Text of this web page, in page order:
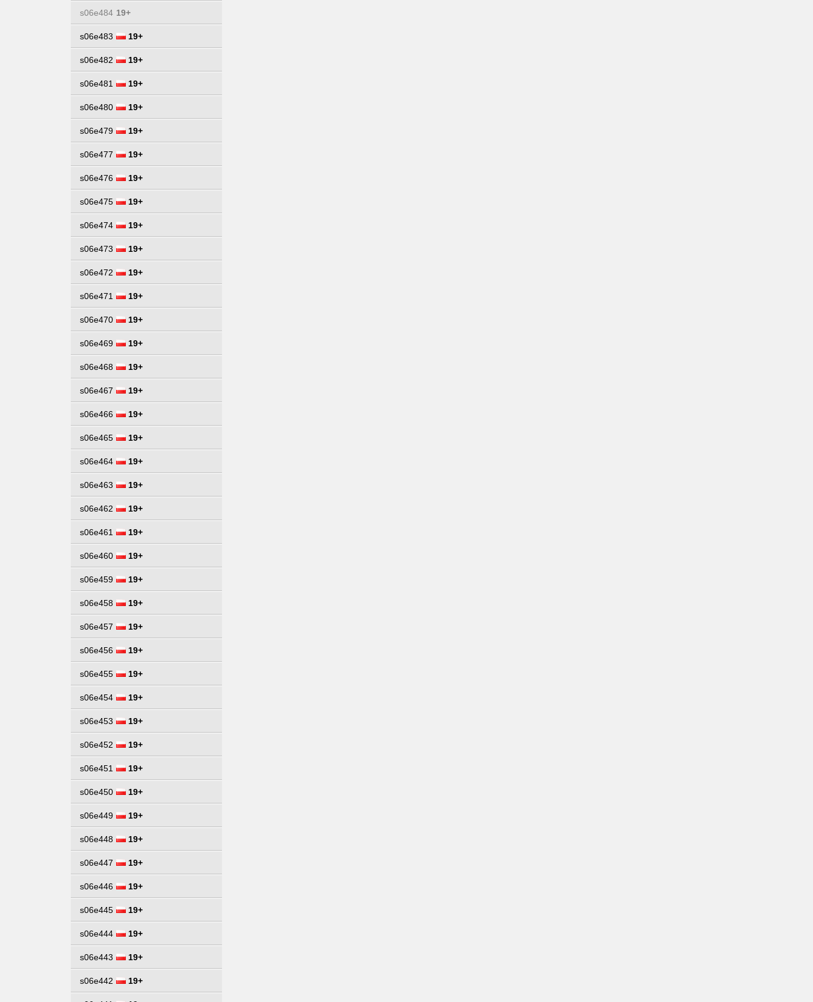
s06e484 19+
s06e483 19+
s06e482 19+
s06e481 19+
s06e480 19+
s06e479 19+
s06e477 19+
s06e476 19+
s06e475 19+
s06e474 19+
s06e473 19+
s06e472 19+
s06e471 19+
s06e470 19+
s06e469 19+
s06e468 19+
s06e467 19+
s06e466 19+
s06e465 19+
s06e464 19+
s06e463 19+
s06e462 19+
s06e461 19+
s06e460 19+
s06e459 19+
s06e458 19+
s06e457 19+
s06e456 19+
s06e455 19+
s06e454 19+
s06e453 19+
s06e452 19+
s06e451 19+
s06e450 19+
s06e449 19+
s06e448 19+
s06e447 19+
s06e446 19+
s06e445 19+
s06e444 19+
s06e443 19+
s06e442 19+